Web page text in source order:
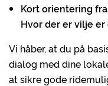
Kort orientering
Hvor der er vilje er
Vi håber, at du på
dialog med dine
at sikre gode